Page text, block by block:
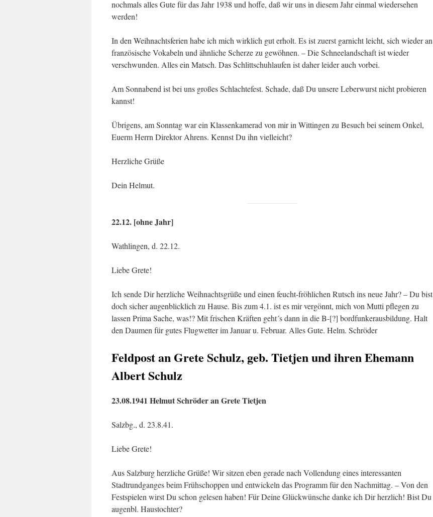
nochmals alles Gute für das Jahr 1938 und hoffe, daß wir uns in diesem Jahr einmal wiedersehen
werden!
In den Weihnachtsferien habe ich mich wirklich gut erholt. Es ist zuerst garnicht leicht, sich wieder an
französische Vokabeln und ähnliche Scherze zu gewöhnen. – Die Schneelandschaft ist wieder
verschwunden. Alles ein Matsch. Das Schlittschuhlaufen ist daher leider auch vorbei.
Am Sonnabend ist bei uns großes Schlachtefest. Schade, daß Du unsere Leberwurst nicht probieren
kannst!
Übrigens, am Sonntag war ein Klassenkamerad von mir in Wittingen zu Besuch bei seinem Onkel,
Euerm Herrn Direktor Ahrens. Kennst Du ihn vielleicht?
Herzliche Grüße
Dein Helmut.
22.12. [ohne Jahr]
Wathlingen, d. 22.12.
Liebe Grete!
Ich sende Dir herzliche Weihnachtsgrüße und einen feucht-fröhlichen Rutsch ins neue Jahr? – Du bist
doch sicher augenblicklich zu Hause. Bis zum 4.1. ist es mir vergönnt, mich von Mutti pflegen zu
lassen Prima Sache, was!? Mit frischen Kräften geht´s dann in die B-[?] bordfunkerausbildung. Halt
den Daumen für gutes Flugwetter im Januar u. Februar. Alles Gute. Helm. Schröder
Feldpost an Grete Schulz, geb. Tietjen und ihren Ehemann
Albert Schulz
23.08.1941 Helmut Schröder an Grete Tietjen
Salzbg., d. 23.8.41.
Liebe Grete!
Aus Salzburg herzliche Grüße! Wir sitzen eben gerade nach Vollendung eines interessanten
Stadtrundganges beim Frühschoppen und entwickeln das Programm für den Nachmittag. – Von den
Festspielen wirst Du schon gelesen haben! Für Deine Glückwünsche danke ich Dir herzlich! Bist Du
augenbl. Haustochter?